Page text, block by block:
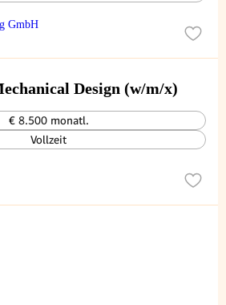
GmbH
Design (w/m/x)
€ 8.500 monatl.
Vollzeit